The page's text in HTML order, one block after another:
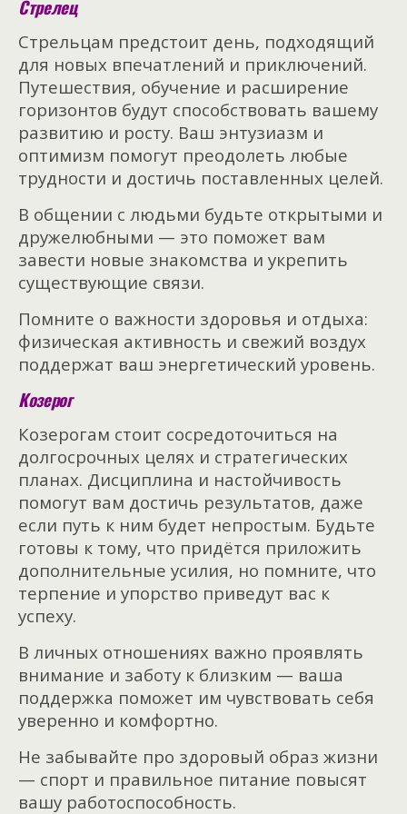
Стрелец
Стрельцам предстоит день, подходящий
для новых впечатлений и приключений.
Путешествия, обучение и расширение
горизонтов будут способствовать вашему
развитию и росту. Ваш энтузиазм и
оптимизм помогут преодолеть любые
трудности и достичь поставленных целей.
В общении с людьми будьте открытыми и
дружелюбными — это поможет вам
завести новые знакомства и укрепить
существующие связи.
Помните о важности здоровья и отдыха:
физическая активность и свежий воздух
поддержат ваш энергетический уровень.
Козерог
Козерогам стоит сосредоточиться на
долгосрочных целях и стратегических
планах. Дисциплина и настойчивость
помогут вам достичь результатов, даже
если путь к ним будет непростым. Будьте
готовы к тому, что придётся приложить
дополнительные усилия, но помните, что
терпение и упорство приведут вас к
успеху.
В личных отношениях важно проявлять
внимание и заботу к близким — ваша
поддержка поможет им чувствовать себя
уверенно и комфортно.
Не забывайте про здоровый образ жизни
— спорт и правильное питание повысят
вашу работоспособность.